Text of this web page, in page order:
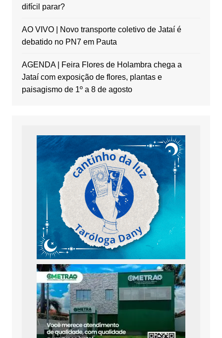
difícil parar?
AO VIVO | Novo transporte coletivo de Jataí é
debatido no PN7 em Pauta
AGENDA | Feira Flores de Holambra chega a
Jataí com exposição de flores, plantas e
paisagismo de 1º a 8 de agosto